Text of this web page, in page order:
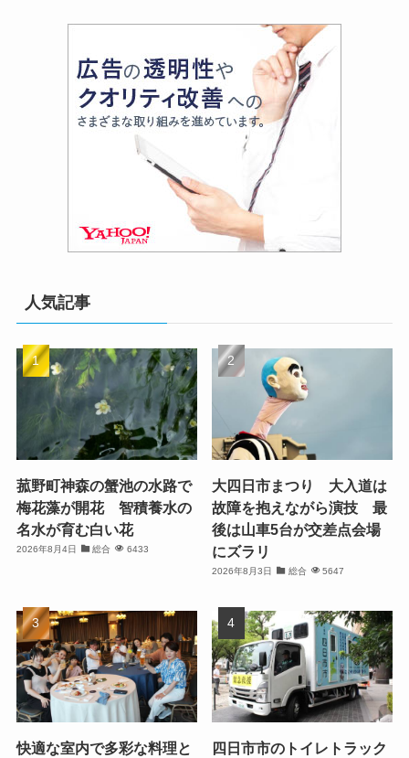
人気記事
菰野町神森の蟹池の水路で
梅花藻が開花 智積養水の
名水が育む白い花
2026年8月4日 総合 6433
大四日市まつり 大入道は
故障を抱えながら演技 最
後は山車5台が交差点会場
にズラリ
2026年8月3日 総合 5647
快適な室内で多彩な料理と
四日市市のトイレトラック